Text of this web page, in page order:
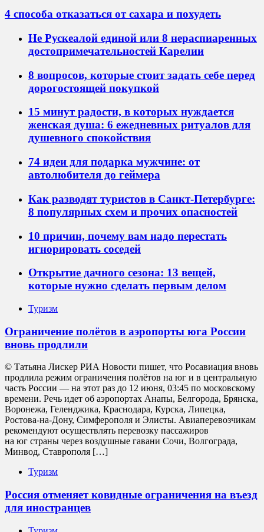
4 способа отказаться от сахара и похудеть
Не Рускеалой единой или 8 нераспиаренных
достопримечательностей Карелии
8 вопросов, которые стоит задать себе перед
дорогостоящей покупкой
15 минут радости, в которых нуждается
женская душа: 6 ежедневных ритуалов для
душевного спокойствия
74 идеи для подарка мужчине: от
автолюбителя до геймера
Как разводят туристов в Санкт-Петербурге:
8 популярных схем и прочих опасностей
10 причин, почему вам надо перестать
игнорировать соседей
Открытие дачного сезона: 13 вещей,
которые нужно сделать первым делом
Туризм
Ограничение полётов в аэропорты юга России
вновь продлили
© Татьяна Лискер РИА Новости пишет, что Росавиация вновь
продлила режим ограничения полётов на юг и в центральную
часть России — на этот раз до 12 июня, 03:45 по московскому
времени. Речь идет об аэропортах Анапы, Белгорода, Брянска,
Воронежа, Геленджика, Краснодара, Курска, Липецка,
Ростова-на-Дону, Симферополя и Элисты. Авиаперевозчикам
рекомендуют осуществлять перевозку пассажиров
на юг страны через воздушные гавани Сочи, Волгограда,
Минвод, Ставрополя […]
Туризм
Россия отменяет ковидные ограничения на въезд
для иностранцев